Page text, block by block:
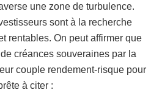
une zone de turbulence.
sont à la recherche
rentables. On peut affirmer que
créances souveraines par la
couple rendement-risque pour
à citer :